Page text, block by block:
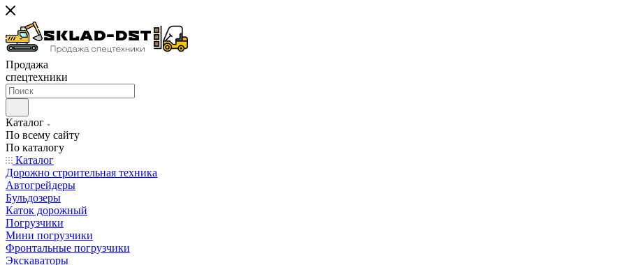
Продажа
спецтехники
Каталог
По всему сайту
По каталогу
Каталог
Дорожно строительная техника
Автогрейдеры
Бульдозеры
Каток дорожный
Погрузчики
Мини погрузчики
Фронтальные погрузчики
Экскаваторы